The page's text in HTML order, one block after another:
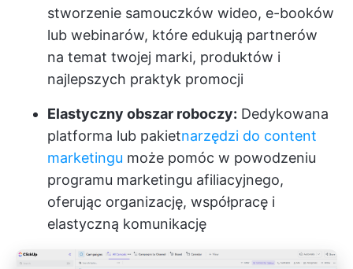
stworzenie samouczków wideo, e-booków
lub webinarów, które edukują partnerów
na temat twojej marki, produktów i
najlepszych praktyk promocji
Elastyczny obszar roboczy: Dedykowana
platforma lub pakietnarzędzi do content
marketingu może pomóc w powodzeniu
programu marketingu afiliacyjnego,
oferując organizację, współpracę i
elastyczną komunikację